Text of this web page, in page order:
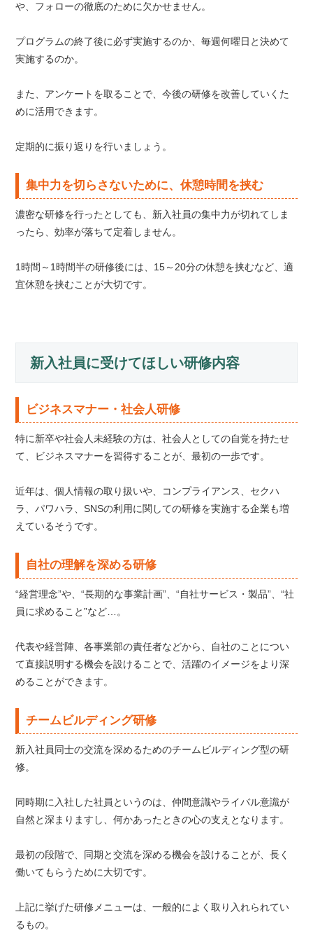
や、フォローの徹底のために欠かせません。
プログラムの終了後に必ず実施するのか、毎週何曜日と決めて
実施するのか。
また、アンケートを取ることで、今後の研修を改善していくた
めに活用できます。
定期的に振り返りを行いましょう。
集中力を切らさないために、休憩時間を挟む
濃密な研修を行ったとしても、新入社員の集中力が切れてしま
ったら、効率が落ちて定着しません。
1時間～1時間半の研修後には、15～20分の休憩を挟むなど、適
宜休憩を挟むことが大切です。
新入社員に受けてほしい研修内容
ビジネスマナー・社会人研修
特に新卒や社会人未経験の方は、社会人としての自覚を持たせ
て、ビジネスマナーを習得することが、最初の一歩です。
近年は、個人情報の取り扱いや、コンプライアンス、セクハ
ラ、パワハラ、SNSの利用に関しての研修を実施する企業も増
えているそうです。
自社の理解を深める研修
“経営理念”や、“長期的な事業計画”、“自社サービス・製品”、“社
員に求めること”など…。
代表や経営陣、各事業部の責任者などから、自社のことについ
て直接説明する機会を設けることで、活躍のイメージをより深
めることができます。
チームビルディング研修
新入社員同士の交流を深めるためのチームビルディング型の研
修。
同時期に入社した社員というのは、仲間意識やライバル意識が
自然と深まりますし、何かあったときの心の支えとなります。
最初の段階で、同期と交流を深める機会を設けることが、長く
働いてもらうために大切です。
上記に挙げた研修メニューは、一般的によく取り入れられてい
るもの。